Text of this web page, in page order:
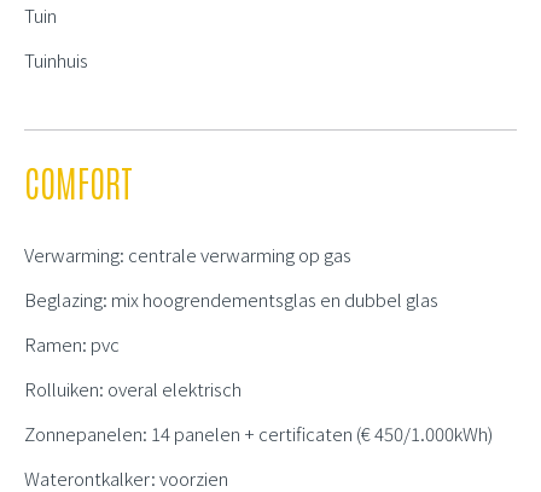
Tuin
Tuinhuis
COMFORT
Verwarming: centrale verwarming op gas
Beglazing: mix hoogrendementsglas en dubbel glas
Ramen: pvc
Rolluiken: overal elektrisch
Zonnepanelen: 14 panelen + certificaten (€ 450/1.000kWh)
Waterontkalker: voorzien